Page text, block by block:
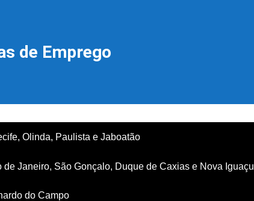
de Emprego
Olinda, Paulista e Jaboatão
de Janeiro, São Gonçalo, Duque de Caxias e Nova Iguaçu
do Campo